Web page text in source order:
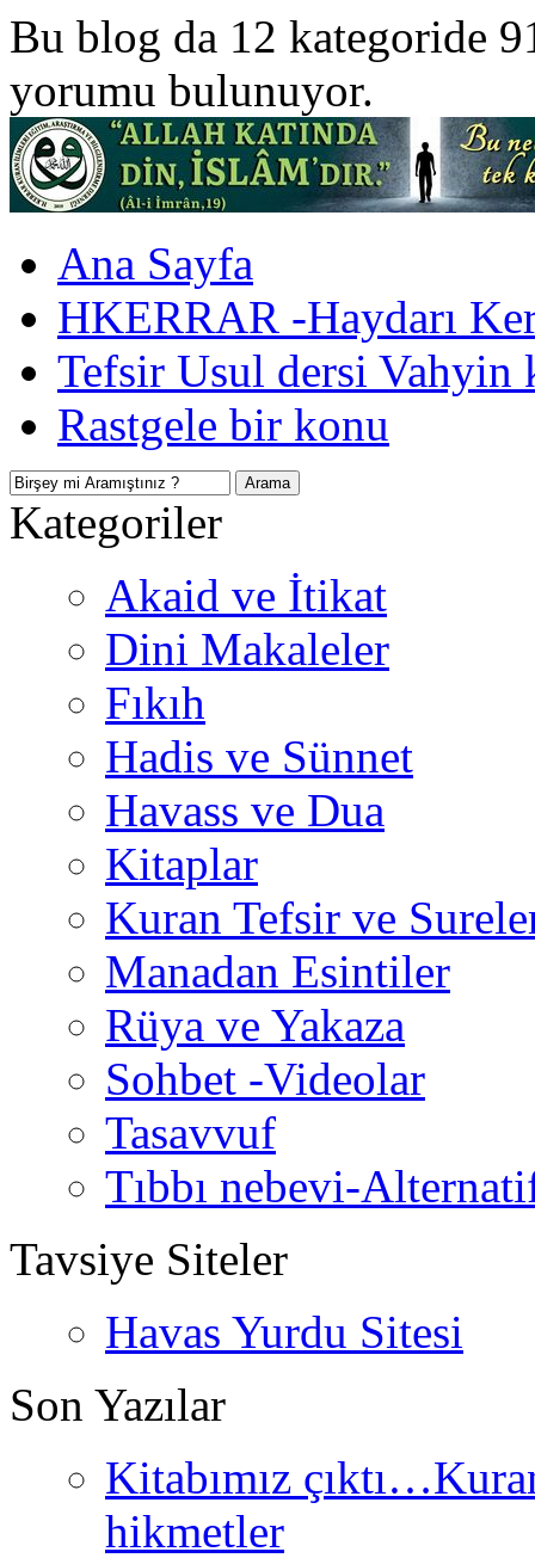
Bu blog da 12 kategoride
yorumu bulunuyor.
Ana Sayfa
HKERRAR -Haydarı
Tefsir Usul dersi Vahyin
Rastgele bir konu
Kategoriler
Akaid ve İtikat
Dini Makaleler
Fıkıh
Hadis ve Sünnet
Havass ve Dua
Kitaplar
Kuran Tefsir ve
Manadan Esintiler
Rüya ve Yakaza
Sohbet -Videolar
Tasavvuf
Tıbbı nebevi-
Tavsiye Siteler
Havas Yurdu Sitesi
Son Yazılar
Kitabımız
hikmetler